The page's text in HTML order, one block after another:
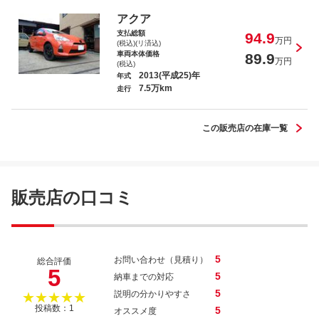
アクア
支払総額
(税込)(リ済込)
94.9万円
車両本体価格
(税込)
89.9万円
年式 2013(平成25)年
走行 7.5万km
この販売店の在庫一覧
販売店の口コミ
総合評価
5
★★★★★
投稿数：1
お問い合わせ（見積り） 5
納車までの対応 5
説明の分かりやすさ 5
オススメ度 5